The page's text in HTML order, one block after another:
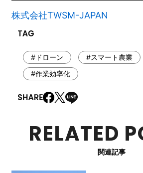
株式会社TWSM-JAPAN
#ドローン
#スマート農業
#作業効率化
RELATED
関連記事